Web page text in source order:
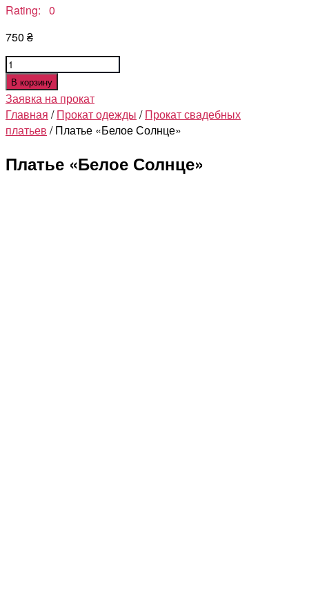
Rating: 0
750 ₴
Количество
товара
Платье
"Белое
Солнце"
В корзину
Заявка на прокат
Главная /Прокат одежды /Прокат свадебных
платьев / Платье «Белое Солнце»
Платье «Белое Солнце»